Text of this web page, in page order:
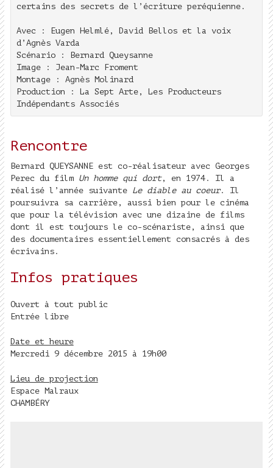
certains des secrets de l’écriture peréquienne.
Avec : Eugen Helmlé, David Bellos et la voix
d’Agnès Varda
Scénario : Bernard Queysanne
Image : Jean-Marc Froment
Montage : Agnès Molinard
Production : La Sept Arte, Les Producteurs
Indépendants Associés
Rencontre
Bernard QUEYSANNE est co-réalisateur avec Georges
Perec du film Un homme qui dort, en 1974. Il a
réalisé l’année suivante Le diable au coeur. Il
poursuivra sa carrière, aussi bien pour le cinéma
que pour la télévision avec une dizaine de films
dont il est toujours le co-scénariste, ainsi que
des documentaires essentiellement consacrés à des
écrivains.
Infos pratiques
Ouvert à tout public
Entrée libre
Date et heure
Mercredi 9 décembre 2015 à 19h00
Lieu de projection
Espace Malraux
CHAMBÉRY